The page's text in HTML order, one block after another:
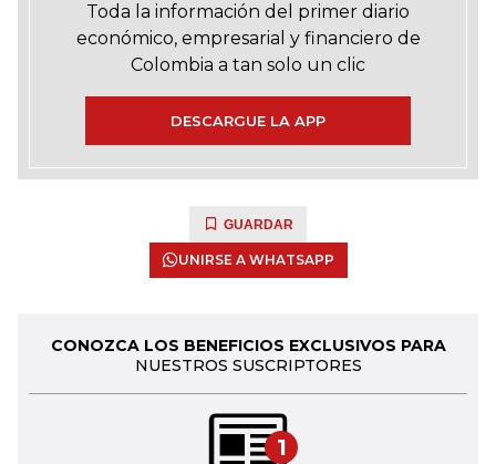
Toda la información del primer diario
económico, empresarial y financiero de
Colombia a tan solo un clic
DESCARGUE LA APP
GUARDAR
UNIRSE A WHATSAPP
CONOZCA LOS BENEFICIOS EXCLUSIVOS PARA
NUESTROS SUSCRIPTORES
1